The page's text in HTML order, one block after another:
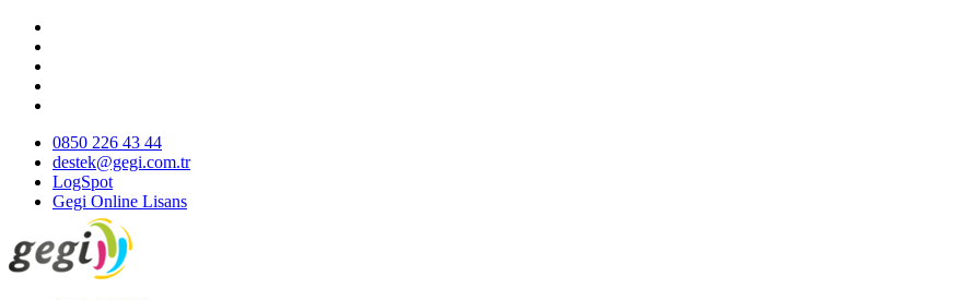
0850 226 43 44
destek@gegi.com.tr
LogSpot
Gegi Online Lisans